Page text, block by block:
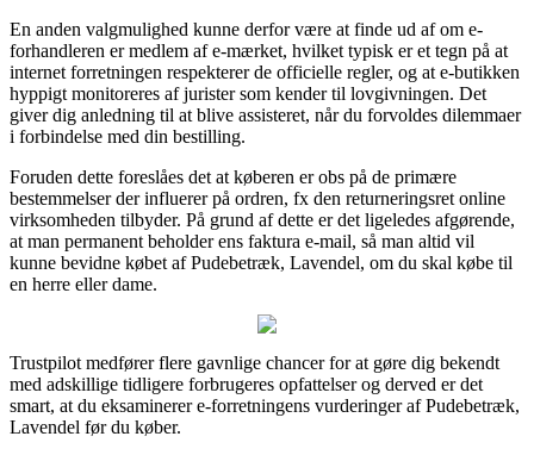
En anden valgmulighed kunne derfor være at finde ud af om e-
forhandleren er medlem af e-mærket, hvilket typisk er et tegn på at
internet forretningen respekterer de officielle regler, og at e-butikken
hyppigt monitoreres af jurister som kender til lovgivningen. Det
giver dig anledning til at blive assisteret, når du forvoldes dilemmaer
i forbindelse med din bestilling.
Foruden dette foreslåes det at køberen er obs på de primære
bestemmelser der influerer på ordren, fx den returneringsret online
virksomheden tilbyder. På grund af dette er det ligeledes afgørende,
at man permanent beholder ens faktura e-mail, så man altid vil
kunne bevidne købet af Pudebetræk, Lavendel, om du skal købe til
en herre eller dame.
Trustpilot medfører flere gavnlige chancer for at gøre dig bekendt
med adskillige tidligere forbrugeres opfattelser og derved er det
smart, at du eksaminerer e-forretningens vurderinger af Pudebetræk,
Lavendel før du køber.